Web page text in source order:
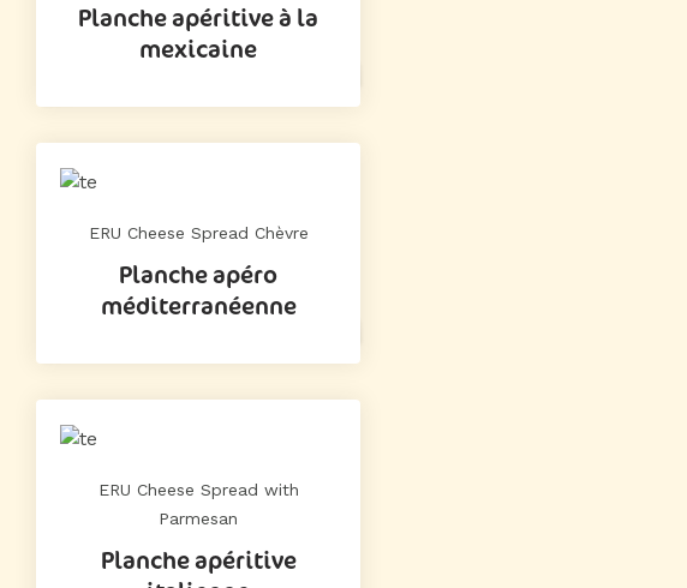
Planche apéritive à la
mexicaine
ERU Cheese Spread Chèvre
Planche apéro
méditerranéenne
ERU Cheese Spread with
Parmesan
Planche apéritive